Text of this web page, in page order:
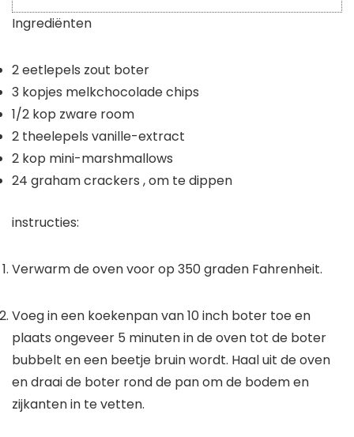
Ingrediënten
2eetlepels zout boter
3 kopjes melkchocolade chips
1/2 kop zware room
2 theelepels vanille-extract
2 kop mini-marshmallows
24 graham crackers , om te dippen
instructies:
Verwarm de oven voor op 350 graden Fahrenheit.
Voeg in een koekenpan van 10 inch boter toe en
plaats ongeveer 5 minuten in de oven tot de boter
bubbelt en een beetje bruin wordt. Haal uit de oven
en draai de boter rond de pan om de bodem en
zijkanten in te vetten.